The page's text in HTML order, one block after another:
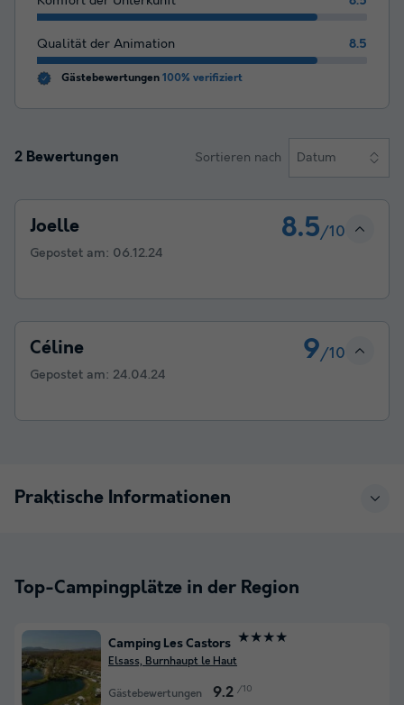
Qualität der Animation 8.5
Gästebewertungen 100% verifiziert
2 Bewertungen Sortieren nach Datum
Joelle 8.5/10
Gepostet am: 06.12.24
Céline 9/10
Gepostet am: 24.04.24
Praktische Informationen
Top-Campingplätze in der Region
Camping Les Castors ★★★★
Elsass, Burnhaupt le Haut
Gästebewertungen 9.2 /10